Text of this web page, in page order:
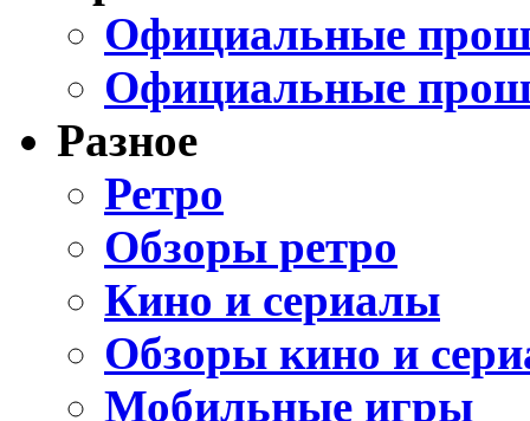
Официальные
Официальные
Разное
Ретро
Обзоры ретро
Кино и сериалы
Обзоры кино и
Мобильные игры